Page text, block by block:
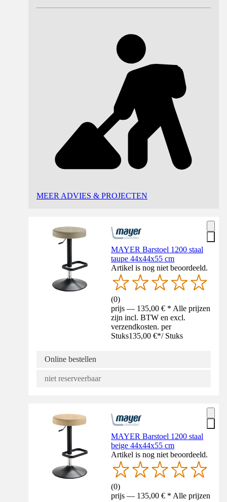
MEER ADVIES & PROJECTEN
MAYER Barstoel 1200 staal
taupe 44x44x55 cm
Artikel is nog niet beoordeeld.
(0)
prijs — 135,00 € * Alle prijzen
zijn incl. BTW en excl.
verzendkosten. per
Stuks135,00 €*/ Stuks
Online bestellen
niet reserveerbaar
MAYER Barstoel 1200 staal
beige 44x44x55 cm
Artikel is nog niet beoordeeld.
(0)
prijs — 135,00 € * Alle prijzen